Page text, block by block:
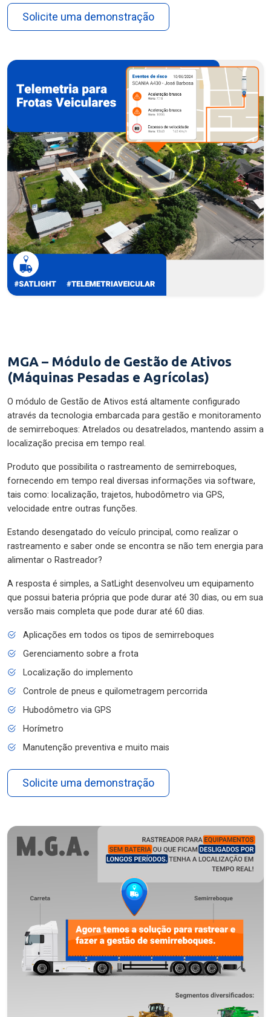
Solicite uma demonstração
MGA – Módulo de Gestão de Ativos
(Máquinas Pesadas e Agrícolas)
O módulo de Gestão de Ativos está altamente configurado
através da tecnologia embarcada para gestão e monitoramento
de semirreboques: Atrelados ou desatrelados, mantendo assim a
localização precisa em tempo real.
Produto que possibilita o rastreamento de semirreboques,
fornecendo em tempo real diversas informações via software,
tais como: localização, trajetos, hubodômetro via GPS,
velocidade entre outras funções.
Estando desengatado do veículo principal, como realizar o
rastreamento e saber onde se encontra se não tem energia para
alimentar o Rastreador?
A resposta é simples, a SatLight desenvolveu um equipamento
que possui bateria própria que pode durar até 30 dias, ou em sua
versão mais completa que pode durar até 60 dias.
Aplicações em todos os tipos de semirreboques
Gerenciamento sobre a frota
Localização do implemento
Controle de pneus e quilometragem percorrida
Hubodômetro via GPS
Horímetro
Manutenção preventiva e muito mais
Solicite uma demonstração